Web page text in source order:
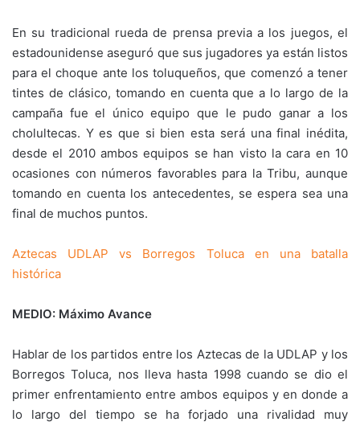
En su tradicional rueda de prensa previa a los juegos, el
estadounidense aseguró que sus jugadores ya están listos
para el choque ante los toluqueños, que comenzó a tener
tintes de clásico, tomando en cuenta que a lo largo de la
campaña fue el único equipo que le pudo ganar a los
cholultecas. Y es que si bien esta será una final inédita,
desde el 2010 ambos equipos se han visto la cara en 10
ocasiones con números favorables para la Tribu, aunque
tomando en cuenta los antecedentes, se espera sea una
final de muchos puntos.
Aztecas UDLAP vs Borregos Toluca en una batalla
histórica
MEDIO: Máximo Avance
Hablar de los partidos entre los Aztecas de la UDLAP y los
Borregos Toluca, nos lleva hasta 1998 cuando se dio el
primer enfrentamiento entre ambos equipos y en donde a
lo largo del tiempo se ha forjado una rivalidad muy